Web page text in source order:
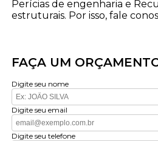
Perícias de engenharia e
estruturais. Por isso, fale
FAÇA UM
Digite seu nome
Digite seu email
Digite seu telefone